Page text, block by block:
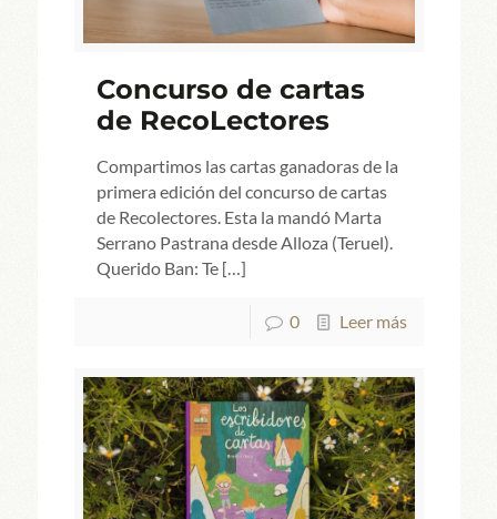
Concurso de cartas
de RecoLectores
Compartimos las cartas ganadoras de la
primera edición del concurso de cartas
de Recolectores. Esta la mandó Marta
Serrano Pastrana desde Alloza (Teruel).
Querido Ban: Te[…]
0 Leer más